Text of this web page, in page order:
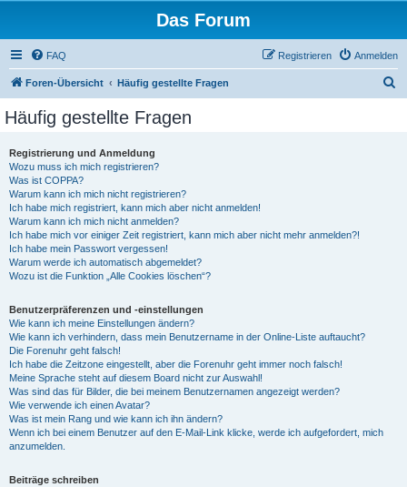
Das Forum
FAQ Anmelden
Registrieren
Foren-Übersicht Häufig gestellte Fragen
Häufig gestellte Fragen
Registrierung und Anmeldung
Wozu muss ich mich registrieren?
Was ist COPPA?
Warum kann ich mich nicht registrieren?
Ich habe mich registriert, kann mich aber nicht anmelden!
Warum kann ich mich nicht anmelden?
Ich habe mich vor einiger Zeit registriert, kann mich aber nicht mehr anmelden?!
Ich habe mein Passwort vergessen!
Warum werde ich automatisch abgemeldet?
Wozu ist die Funktion „Alle Cookies löschen“?
Benutzerpräferenzen und -einstellungen
Wie kann ich meine Einstellungen ändern?
Wie kann ich verhindern, dass mein Benutzername in der Online-Liste auftaucht?
Die Forenuhr geht falsch!
Ich habe die Zeitzone eingestellt, aber die Forenuhr geht immer noch falsch!
Meine Sprache steht auf diesem Board nicht zur Auswahl!
Was sind das für Bilder, die bei meinem Benutzernamen angezeigt werden?
Wie verwende ich einen Avatar?
Was ist mein Rang und wie kann ich ihn ändern?
Wenn ich bei einem Benutzer auf den E-Mail-Link klicke, werde ich aufgefordert, mich
anzumelden.
Beiträge schreiben